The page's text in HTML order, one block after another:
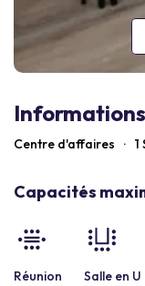
Centre d'affaires · 1
Capacités
Réunion Salle en U